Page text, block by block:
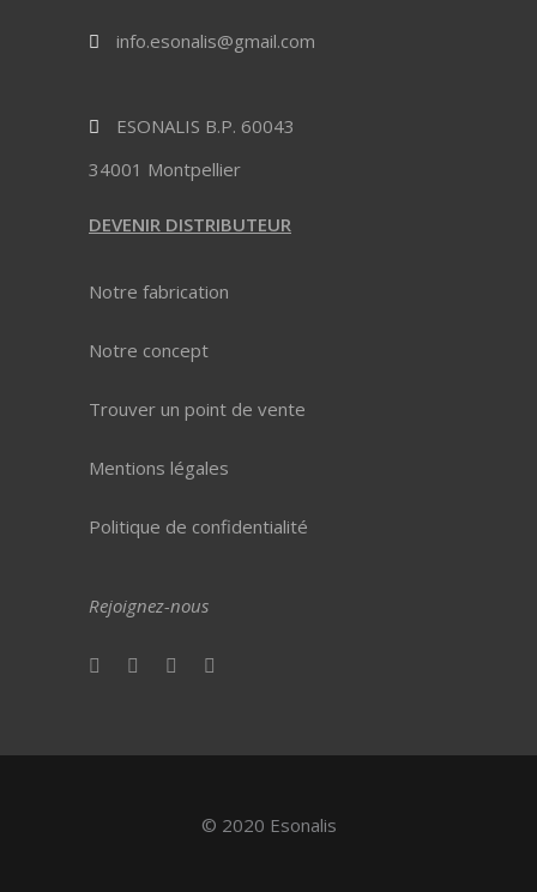
info.esonalis@gmail.com
ESONALIS B.P. 60043
34001 Montpellier
DEVENIR DISTRIBUTEUR
Notre fabrication
Notre concept
Trouver un point de vente
Mentions légales
Politique de confidentialité
Rejoignez-nous
© 2020 Esonalis